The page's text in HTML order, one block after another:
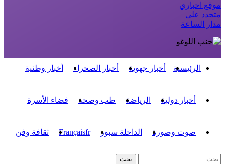
موقع اخباري
متجدد على
مدار الساعة
الرئيسية أخبار جهوية أخبار الصحراء أخبار وطنية
أخبار دولية الرياضة طب وصحة فضاء الأسرة
صوت وصورة الداخلة سبور Françaisfr ثقافة وفن